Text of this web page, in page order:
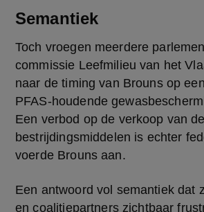
Semantiek
Toch vroegen meerdere
commissie Leefmilieu van het
naar de timing van Brouns op
PFAS-houdende
Een verbod op de verkoop van
bestrijdingsmiddelen is echter
voerde Brouns aan.
Een antwoord vol semantiek dat
en coalitiepartners zichtbaar